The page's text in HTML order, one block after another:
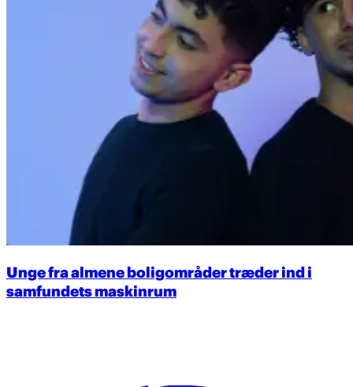
Unge fra almene boligområder træder ind i
samfundets maskinrum